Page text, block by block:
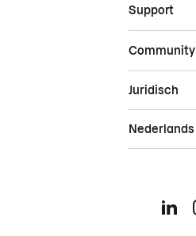
Support
Community
Juridisch
Nederlands